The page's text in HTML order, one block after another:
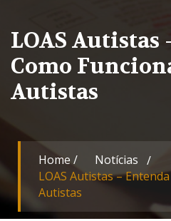
LOAS Autistas
Como
Autistas
Home/
Notícias
LOAS Autistas –
Autistas